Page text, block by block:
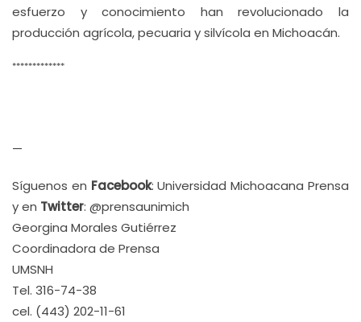
esfuerzo y conocimiento han revolucionado la
producción agrícola, pecuaria y silvícola en Michoacán.
*************
—
Síguenos en Facebook: Universidad Michoacana Prensa
y en Twitter: @prensaunimich
Georgina Morales Gutiérrez
Coordinadora de Prensa
UMSNH
Tel. 316-74-38
cel. (443) 202-11-61